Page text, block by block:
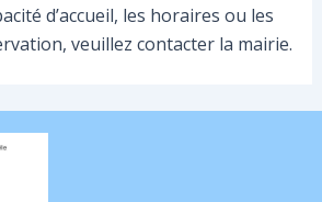
d’accueil, les horaires ou les
veuillez contacter la mairie.